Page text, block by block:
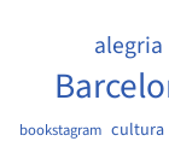
alegria
bookstagram cultura